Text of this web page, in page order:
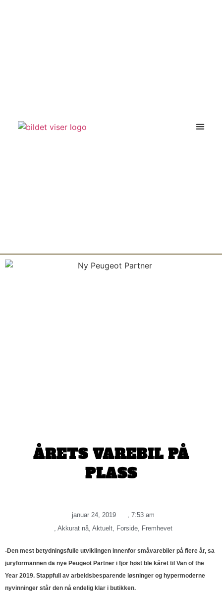
ÅRETS VAREBIL PÅ
PLASS
januar 24, 2019
7:53 am
Akkurat nå, Aktuelt, Forside, Fremhevet
-Den mest betydningsfulle utviklingen innenfor småvarebiler på flere år, sa
juryformannen da nye Peugeot Partner i fjor høst ble kåret til Van of the
Year 2019. Stappfull av arbeidsbesparende løsninger og hypermoderne
nyvinninger står den nå endelig klar i butikken.